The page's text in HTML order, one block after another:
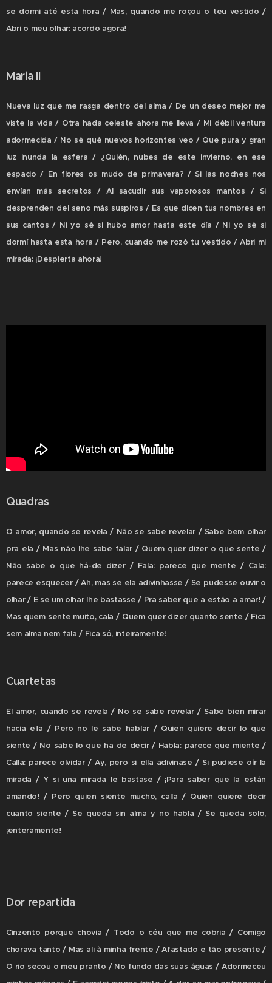
se dormi até esta hora / Mas, quando me roçou o teu vestido /
Abri o meu olhar: acordo agora!
Maria II
Nueva luz que me rasga dentro del alma / De un deseo mejor me
viste la vida / Otra hada celeste ahora me lleva / Mi débil ventura
adormecida / No sé qué nuevos horizontes veo / Que pura y gran
luz inunda la esfera / ¿Quién, nubes de este invierno, en ese
espacio / En flores os mudo de primavera? / Si las noches nos
envían más secretos / Al sacudir sus vaporosos mantos / Si
desprenden del seno más suspiros / Es que dicen tus nombres en
sus cantos / Ni yo sé si hubo amor hasta este día / Ni yo sé si
dormí hasta esta hora / Pero, cuando me rozó tu vestido / Abri mi
mirada: ¡Despierta ahora!
Quadras
O amor, quando se revela / Não se sabe revelar / Sabe bem olhar
pra ela / Mas não lhe sabe falar / Quem quer dizer o que sente /
Não sabe o que há-de dizer / Fala: parece que mente / Cala:
parece esquecer / Ah, mas se ela adivinhasse / Se pudesse ouvir o
olhar / E se um olhar lhe bastasse / Pra saber que a estão a amar! /
Mas quem sente muito, cala / Quem quer dizer quanto sente / Fica
sem alma nem fala / Fica só, inteiramente!
Cuartetas
El amor, cuando se revela / No se sabe revelar / Sabe bien mirar
hacia ella / Pero no le sabe hablar / Quien quiere decir lo que
siente / No sabe lo que ha de decir / Habla: parece que miente /
Calla: parece olvidar / Ay, pero si ella adivinase / Si pudiese oír la
mirada / Y si una mirada le bastase / ¡Para saber que la están
amando! / Pero quien siente mucho, calla / Quien quiere decir
cuanto siente / Se queda sin alma y no habla / Se queda solo,
¡enteramente!
Dor repartida
Cinzento porque chovia / Todo o céu que me cobria / Comigo
chorava tanto / Mas ali à minha frente / Afastado e tão presente /
O rio secou o meu pranto / No fundo das suas águas / Adormeceu